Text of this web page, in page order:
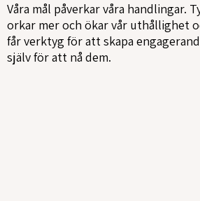
Våra mål påverkar våra handlingar.
orkar mer och ökar vår uthållighet
får verktyg för att skapa
själv för att nå dem.